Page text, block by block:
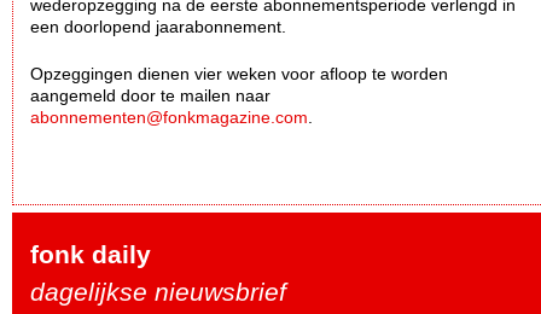
wederopzegging na de eerste abonnementsperiode verlengd in
een doorlopend jaarabonnement.
Opzeggingen dienen vier weken voor afloop te worden
aangemeld door te mailen naar
abonnementen@fonkmagazine.com
fonk daily
dagelijkse nieuwsbrief